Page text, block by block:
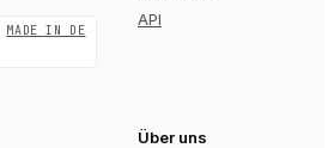
MADE IN DE
API
Über uns